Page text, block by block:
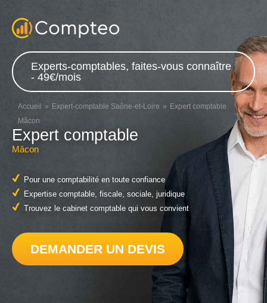
Experts-comptables, faites-vous connaître
- 49€/mois
Accueil Expert-comptable Saône-et-Loire
Expert comptable
Mâcon
Expert comptable
Mâcon
Pour une comptabilité en toute confiance
Expertise comptable, fiscale, sociale, juridique
Trouvez le cabinet comptable qui vous convient
DEMANDER UN DEVIS